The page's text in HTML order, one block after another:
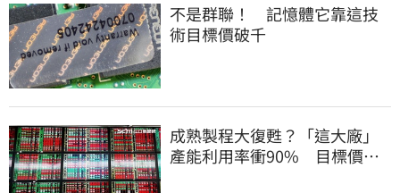
不是群聯！ 記憶體它靠這技
術目標價破千
成熟製程大復甦？「這大廠」
產能利用率衝90% 目標價上